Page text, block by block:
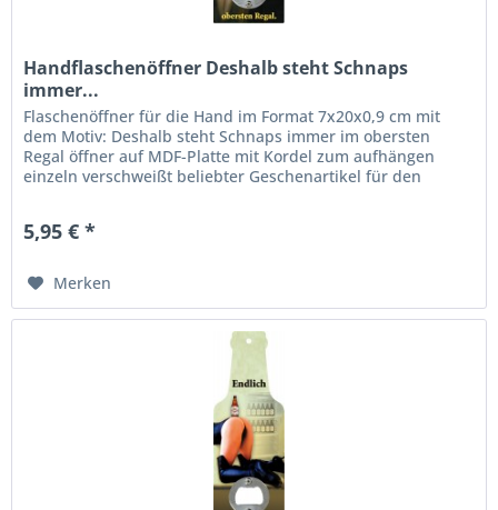
Handflaschenöffner Deshalb steht Schnaps
immer...
Flaschenöffner für die Hand im Format 7x20x0,9 cm mit
dem Motiv: Deshalb steht Schnaps immer im obersten
Regal öffner auf MDF-Platte mit Kordel zum aufhängen
einzeln verschweißt beliebter Geschenartikel für den
5,95 € *
Merken